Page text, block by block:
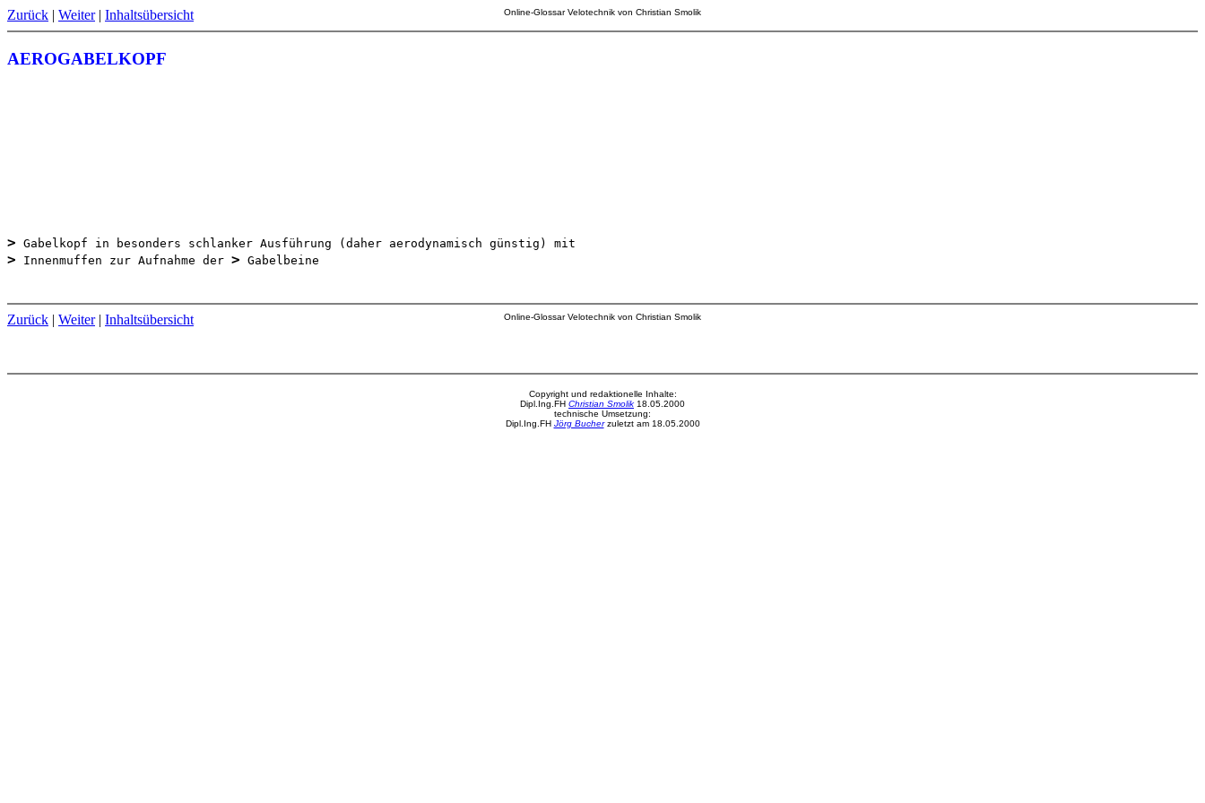
Zurück | Weiter| Inhaltsübersicht Online-Glossar Velotechnik von Christian Smolik
AEROGABELKOPF
>
> Innenmuffen zur Aufnahme der >
Zurück | Weiter| Inhaltsübersicht Online-Glossar Velotechnik von Christian Smolik
Copyright und redaktionelle Inhalte:
Dipl.Ing.FH Christian Smolik 18.05.2000
technische Umsetzung:
Dipl.Ing.FH Jörg Bucherzuletzt am 18.05.2000